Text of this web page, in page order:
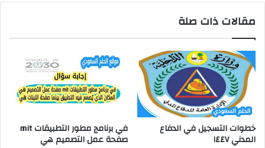
مقالات ذات صلة
خطوات التسجيل في الدفاع
المدني ١٤٤٧
في برنامج مطور التطبيقات mit
صفحة عمل التصميم هي